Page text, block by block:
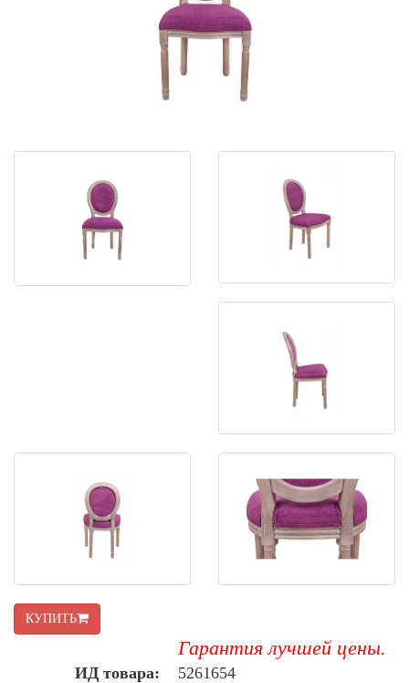
КУПИТЬ
Гарантия лучшей цены.
ИД товара:
5261654